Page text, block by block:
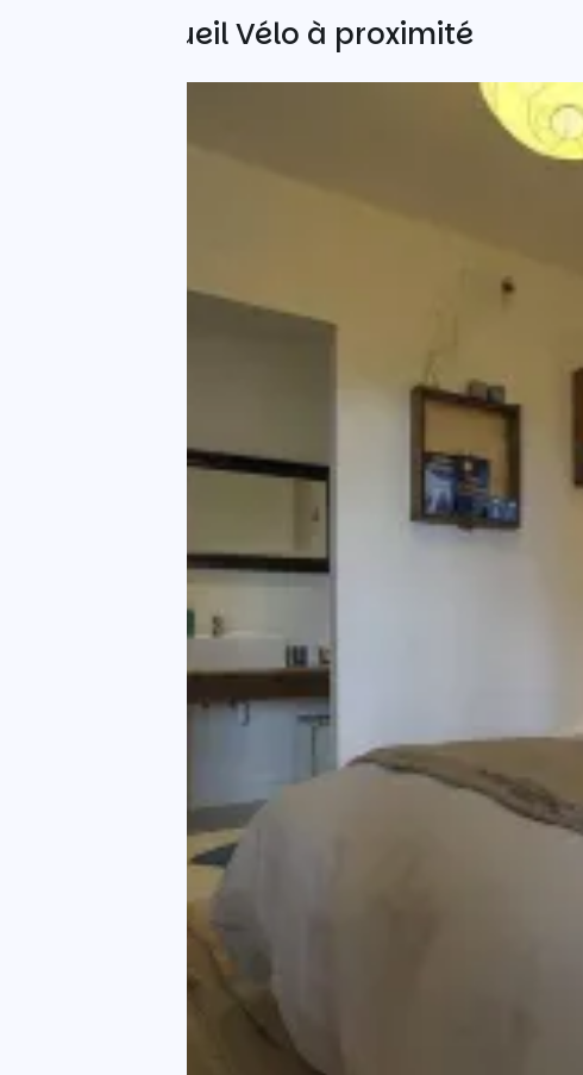
Autres Accueil Vélo à proximité